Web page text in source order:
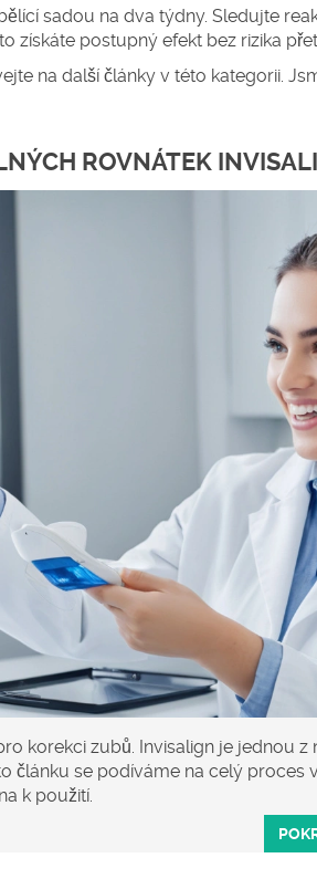
sadou na dva týdny. Sledujte
získáte postupný efekt bez rizika
na další články v této kategorii.
ROVNÁTEK
korekci zubů. Invisalign je jednou z
článku se podíváme na celý proces
k použití.